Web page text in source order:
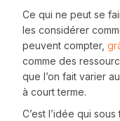
Ce qui ne peut se
les considérer
peuvent compter,
comme des
que l’on fait varier
à court terme.
C’est l’idée qui